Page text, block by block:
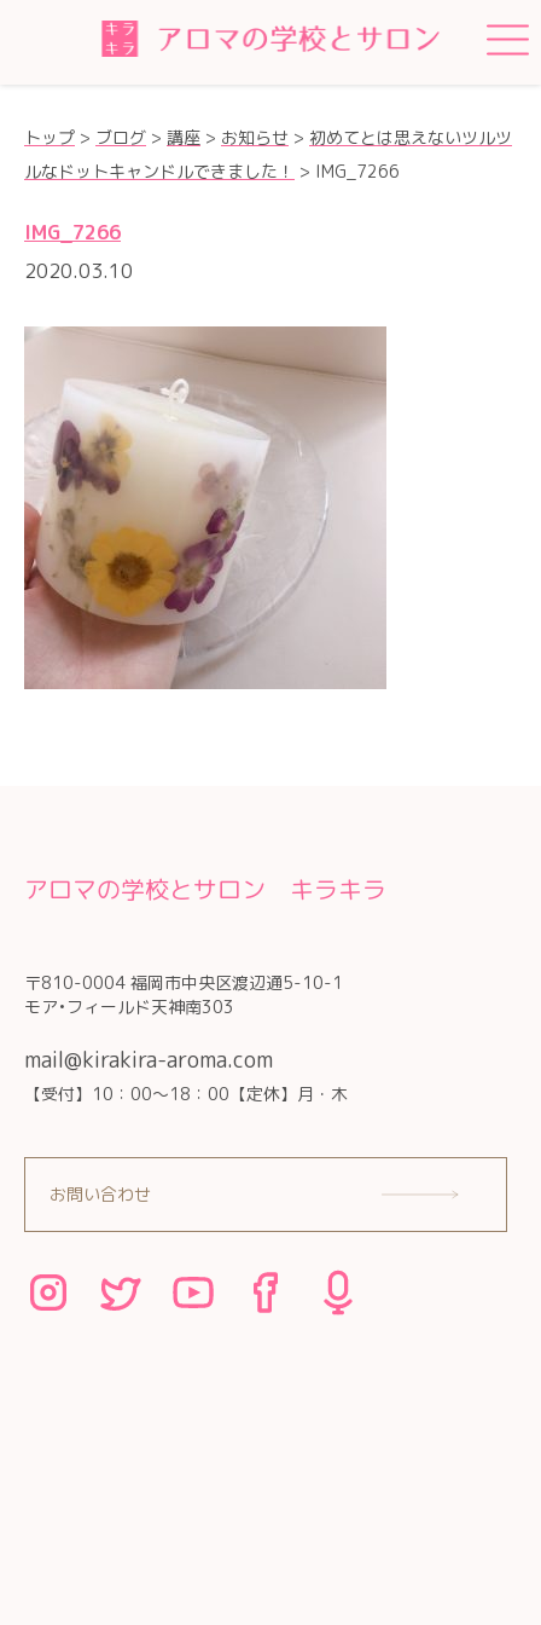
トップ > ブログ > 講座 > お知らせ > 初めてとは思えないツルツ
ルなドットキャンドルできました！ > IMG_7266
IMG_7266
2020.03.10
アロマの学校とサロン キラキラ
〒810-0004 福岡市中央区渡辺通5-10-1
モア•フィールド天神南303
mail@kirakira-aroma.com
【受付】10：00～18：00【定休】月・木
お問い合わせ